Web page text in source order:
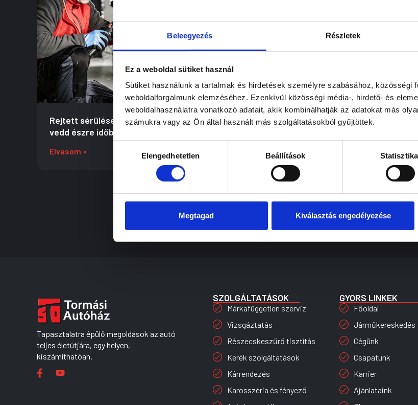
Beleegyezés Részletek
Ez a weboldal sütiket használ
Sütiket használunk a tartalmak és hirdetések személyre szabásához, közösségi
weboldalforgalmunk elemzéséhez. Ezenkívül közösségi média-, hirdető- és
weboldalhasználatra vonatkozó adatait, akik kombinálhatják az adatokat más
számukra vagy az Ön által használt más szolgáltatásokból gyűjtöttek.
kiválasztásaElengedhetetlen Beállítások
Megtagad Kiválasztás engedélyezése
Rejtett sérülések a karosszérián – így
vedd észre időben
Elvasom »
Tapasztalatra épülő megoldások az autó
teljes életútjára, egy helyen,
kiszámíthatóan.
SZOLGÁLTATÁSOK
Márkafüggetlen szerviz
Vizsgáztatás
Részecskeszűrő tisztítás
Kerék szolgáltatások
Kárrendezés
Karosszéria és fényező
GYORS LINKEK
Főoldal
Járműkereskedés
Cégünk
Csapatunk
Karrier
Ajánlataink